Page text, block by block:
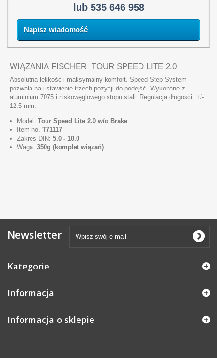
lub 535 646 958
Napisz wiadomość
WIĄZANIA FISCHER TOUR SPEED LITE 2.0
Absolutna lekkość i maksymalny komfort. Speed Step System
pozwala na ustawienie trzech pozycji do podejść. Wykonane z
aluminium 7075 i niskowęglowego stopu stali. Regulacja długości: +/-
12.5 mm.
Model: Tour Speed Lite 2.0 w/o Brake
Item no. T71117
Zakres DIN: 5.0 - 10.0
Waga: 350g (komplet wiązań)
Newsletter
Kategorie
Informacja
Informacja o sklepie